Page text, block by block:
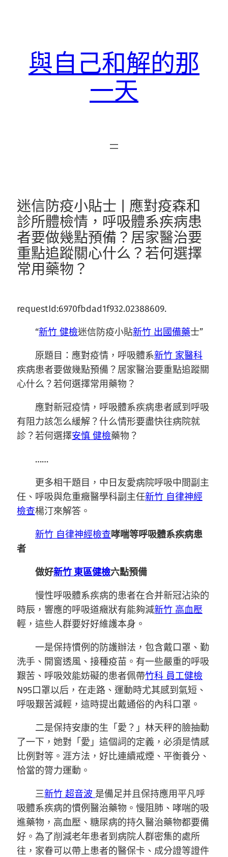
與自己和解的那
一天
迷信防疫小貼士 | 應對疫森和
診所體檢情，呼吸體系疾病患
者要做幾點預備？居家醫治要
重點追蹤關心什么？若何選擇
常用藥物？
requestId:6970fbdad1f932.02388609.
“新竹 健檢迷信防疫小貼新竹 出國備藥士”
原題目：應對疫情，呼吸體系新竹 家醫科
疾病患者要做幾點預備？居家醫治要重點追蹤關
心什么？若何選擇常用藥物？
應對新冠疫情， 呼吸體系疾病患者感到呼吸
有阻力該怎么緩解？什么情形要盡快往病院就
診？若何選擇安慎 健檢藥物？
……
更多相干題目， 中日友愛病院呼吸中間副主
任、 呼吸與危重癥醫學科副主任新竹 自律神經
檢查楊汀來解答。
新竹 自律神經檢查哮喘等呼吸體系疾病患
者
做好新竹 東區健檢六點預備
慢性呼吸體系疾病的患者在合并新冠沾染的
時辰，響應的呼吸道癥狀有能夠減新竹 高血壓
輕，這些人群要好好維護本身。
一是保持慣例的防護辦法，包含戴口罩、勤
洗手、開窗透風、接種疫苗。有一些嚴重的呼吸
艱苦、呼吸效能妨礙的患者佩帶竹科 員工健檢
N95口罩以后，在走路、運動時尤其感到氣短、
呼吸艱苦減輕，這時提出戴通俗的內科口罩。
二是保持安康的生「愛？」林天秤的臉抽動
了一下，她對「愛」這個詞的定義，必須是情感
比例對等。涯方法，好比連續戒煙、平衡養分、
恰當的膂力運動。
三新竹 超音波 是備足并且保持應用平凡呼
吸體系疾病的慣例醫治藥物。慢阻肺、哮喘的吸
進藥物，高血壓、糖尿病的持久醫治藥物都要備
好。為了削減老年患者到病院人群密集的處所
往，家眷可以帶上患者的醫保卡、成分證等證件